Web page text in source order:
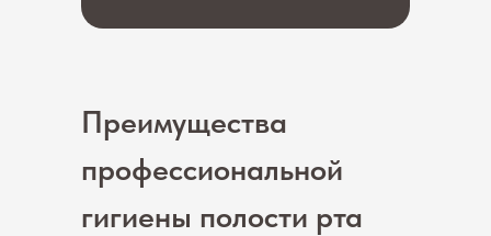
Преимущества
профессиональной
гигиены полости рта